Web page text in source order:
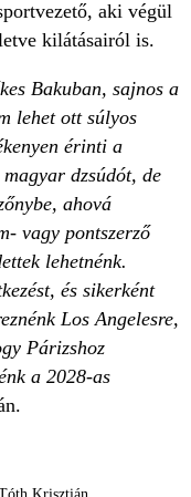
aki végül
kilátásairól is.
Bakuban, sajnos a
lehet ott súlyos
érinti a
dzsúdót, de
ahová
vagy pontszerző
lehetnénk.
és sikerként
Los Angelesre,
Párizshoz
a 2028-as